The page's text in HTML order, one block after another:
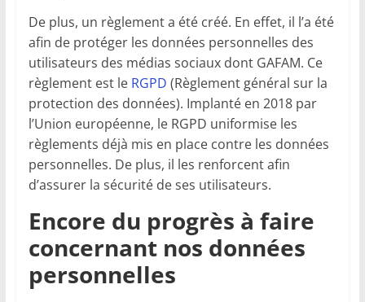
De plus, un règlement a été créé. En effet, il l’a été
afin de protéger les données personnelles des
utilisateurs des médias sociaux dont GAFAM. Ce
règlement est le RGPD (Règlement général sur la
protection des données). Implanté en 2018 par
l’Union européenne, le RGPD uniformise les
règlements déjà mis en place contre les données
personnelles. De plus, il les renforcent afin
d’assurer la sécurité de ses utilisateurs.
Encore du progrès à faire
concernant nos données
personnelles